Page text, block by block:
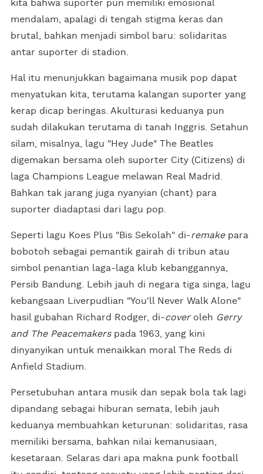
kita bahwa suporter pun memiliki emosional
mendalam, apalagi di tengah stigma keras dan
brutal, bahkan menjadi simbol baru: solidaritas
antar suporter di stadion.
Hal itu menunjukkan bagaimana musik pop dapat
menyatukan kita, terutama kalangan suporter yang
kerap dicap beringas. Akulturasi keduanya pun
sudah dilakukan terutama di tanah Inggris. Setahun
silam, misalnya, lagu "Hey Jude" The Beatles
digemakan bersama oleh suporter City (Citizens) di
laga Champions League melawan Real Madrid.
Bahkan tak jarang juga nyanyian (chant) para
suporter diadaptasi dari lagu pop.
Seperti lagu Koes Plus "Bis Sekolah" di-remakepara
bobotoh sebagai pemantik gairah di tribun atau
simbol penantian laga-laga klub kebanggannya,
Persib Bandung. Lebih jauh di negara tiga singa, lagu
kebangsaan Liverpudlian "You'll Never Walk Alone"
hasil gubahan Richard Rodger, di-coveroleh Gerry
and The Peacemakerspada 1963, yang kini
dinyanyikan untuk menaikkan moral The Reds di
Anfield Stadium.
Persetubuhan antara musik dan sepak bola tak lagi
dipandang sebagai hiburan semata, lebih jauh
keduanya membuahkan keturunan: solidaritas, rasa
memiliki bersama, bahkan nilai kemanusiaan,
kesetaraan. Selaras dari apa makna punk football